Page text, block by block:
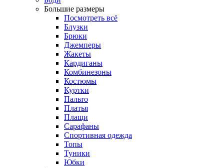
Большие размеры
Посмотреть всё
Блузки
Брюки
Джемперы
Жакеты
Кардиганы
Комбинезоны
Костюмы
Куртки
Пальто
Платья
Плащи
Сарафаны
Спортивная одежда
Топы
Туники
Юбки